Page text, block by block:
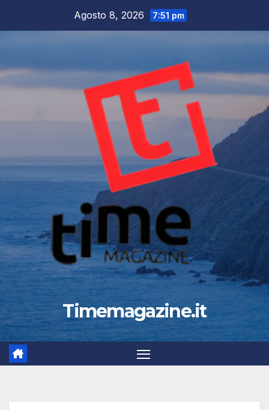
Agosto 8, 2026 7:51 pm
Timemagazine.it